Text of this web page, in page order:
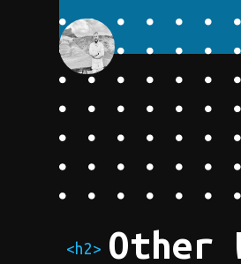
<h2> Other